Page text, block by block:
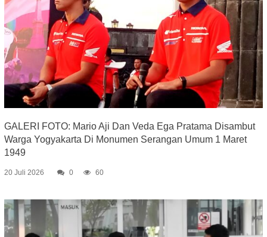
GALERI FOTO: Mario Aji Dan Veda Ega Pratama Disambut
Warga Yogyakarta Di Monumen Serangan Umum 1 Maret
1949
20 Juli 2026 0 60